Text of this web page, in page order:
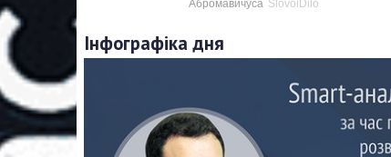
Абромавичуса SlovoiDilo
Інфографіка дня